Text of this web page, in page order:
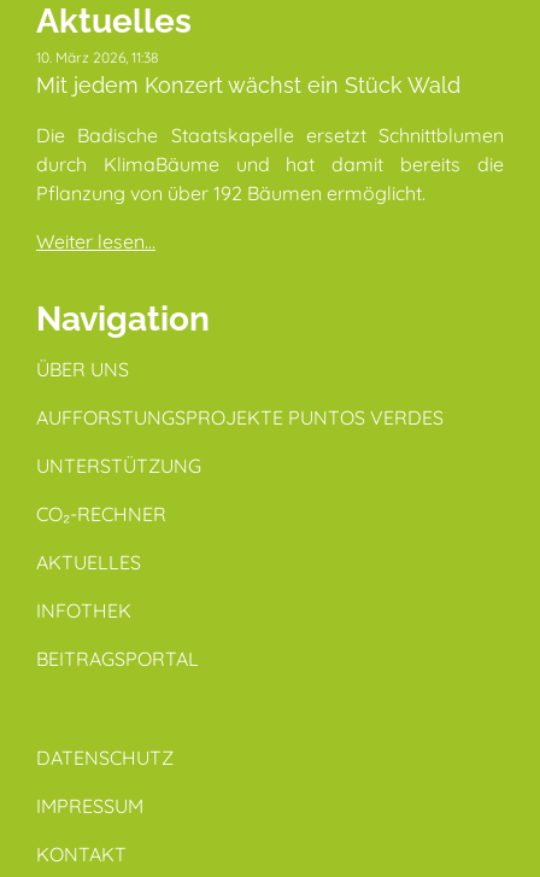
Aktuelles
10. März 2026, 11:38
Mit jedem Konzert wächst ein Stück Wald
Die Badische Staatskapelle ersetzt Schnittblumen
durch KlimaBäume und hat damit bereits die
Pflanzung von über 192 Bäumen ermöglicht.
Weiter lesen...
Navigation
ÜBER UNS
AUFFORSTUNGSPROJEKTE PUNTOS VERDES
UNTERSTÜTZUNG
CO₂-RECHNER
AKTUELLES
INFOTHEK
BEITRAGSPORTAL
DATENSCHUTZ
IMPRESSUM
KONTAKT